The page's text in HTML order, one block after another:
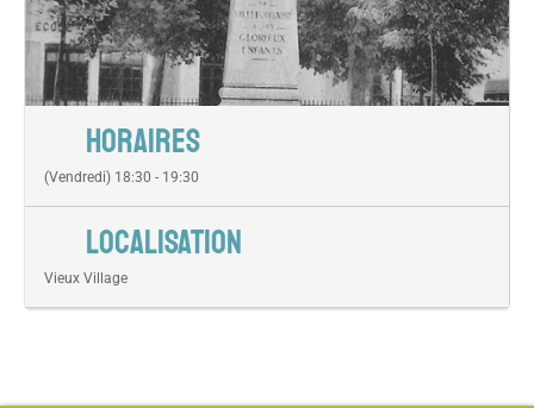
HORAIRES
(Vendredi) 18:30 - 19:30
LOCALISATION
Vieux Village